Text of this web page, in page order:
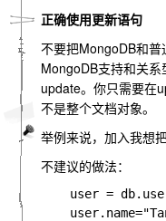
正确使用更新语句
不要把MongoDB和普
MongoDB支持和关
update。你只需要在
不是整个文档对象。
举例来说，加入我想
不建议的做法：
user =